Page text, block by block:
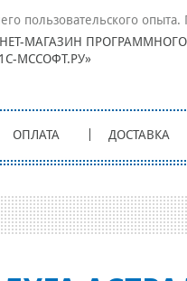
МАГАЗИН
МССОФТ.РУ»
ОПЛАТА ДОСТАВКА
пользовательского